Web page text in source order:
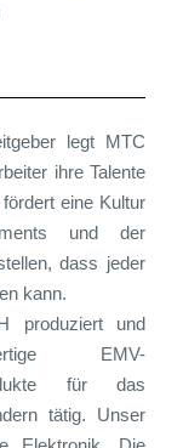
legt MTC
ihre Talente
eine Kultur
und der
dass jeder
kann.
produziert und
EMV-
für das
tätig. Unser